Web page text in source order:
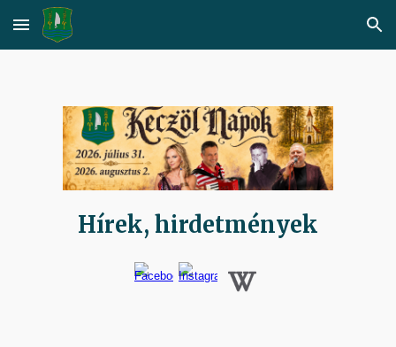
Skip to main content Skip to navigation
Hírek, hirdetmények